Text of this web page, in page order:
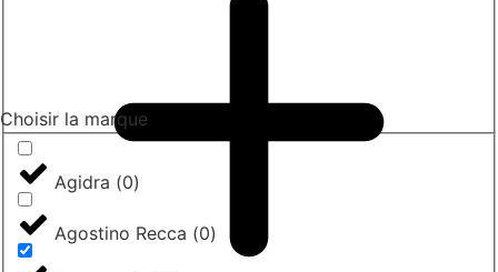
Choisir la marque
Agidra (0)
Agostino Recca (0)